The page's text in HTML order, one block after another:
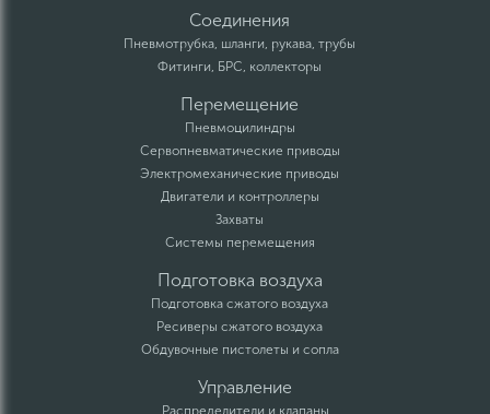
Соединения
Пневмотрубка, шланги, рукава, трубы
Фитинги, БРС, коллекторы
Перемещение
Пневмоцилиндры
Сервопневматические приводы
Электромеханические приводы
Двигатели и контроллеры
Захваты
Системы перемещения
Подготовка воздуха
Подготовка сжатого воздуха
Ресиверы сжатого воздуха
Обдувочные пистолеты и сопла
Управление